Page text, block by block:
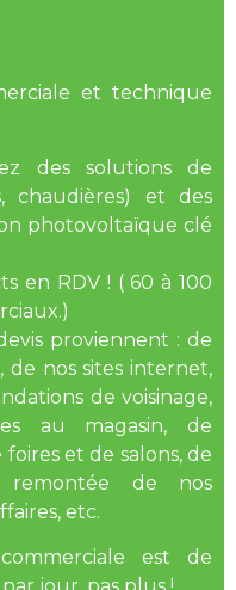
et technique
des solutions de
chaudières) et des
photovoltaïque clé
en RDV ! ( 60 à 100
proviennent : de
de nos sites internet,
de voisinage,
au magasin, de
et de salons, de
remontée de nos
etc.
est de